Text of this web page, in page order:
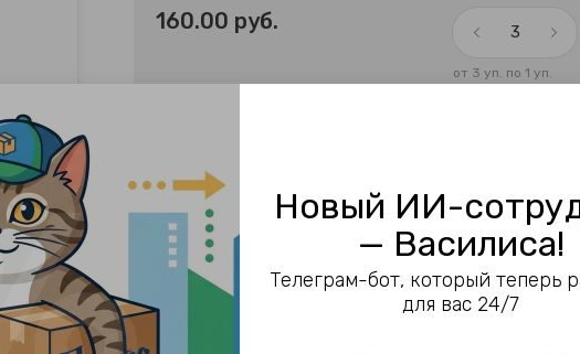
160.00 руб.
от 3 уп. по 1 уп.
Артикул: нет
Цвет Прозрачный
Новый ИИ-
— Василиса!
Телеграм-бот, который теперь
для вас 24/7